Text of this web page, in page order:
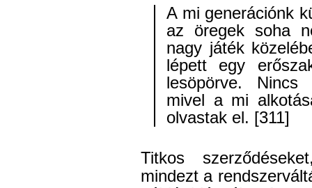
A mi generációnk
az öregek soha
nagy játék
lépett egy
lesöpörve.
mivel a mi
olvastak el. [311]
Titkos
mindezt a